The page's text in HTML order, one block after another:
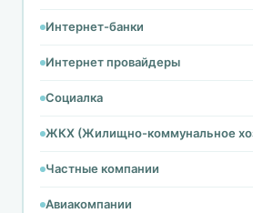
Интернет-банки
Интернет провайдеры
Социалка
ЖКХ (Жилищно-коммунальное
Частные компании
Авиакомпании